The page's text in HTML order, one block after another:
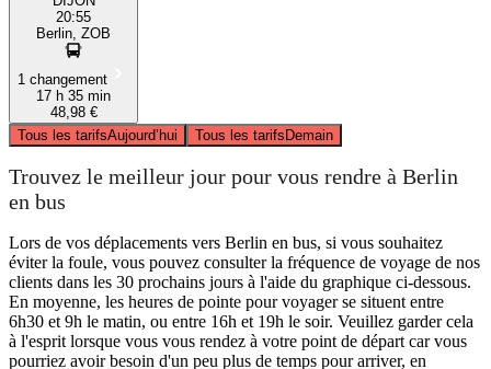
20:55
Berlin, ZOB
1 changement
17 h 35 min
48,98 €
Tous les tarifsAujourd’hui Tous les tarifsDemain
Trouvez le meilleur jour pour vous rendre à Berlin
en bus
Lors de vos déplacements vers Berlin en bus, si vous souhaitez
éviter la foule, vous pouvez consulter la fréquence de voyage de nos
clients dans les 30 prochains jours à l'aide du graphique ci-dessous.
En moyenne, les heures de pointe pour voyager se situent entre
6h30 et 9h le matin, ou entre 16h et 19h le soir. Veuillez garder cela
à l'esprit lorsque vous vous rendez à votre point de départ car vous
pourriez avoir besoin d'un peu plus de temps pour arriver, en